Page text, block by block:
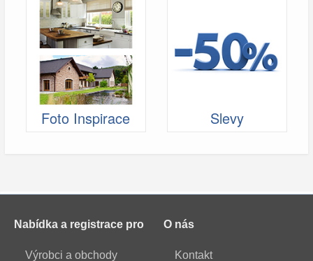
Foto Inspirace Slevy
Nabídka a registrace pro
Výrobci a obchody
O nás
Kontakt